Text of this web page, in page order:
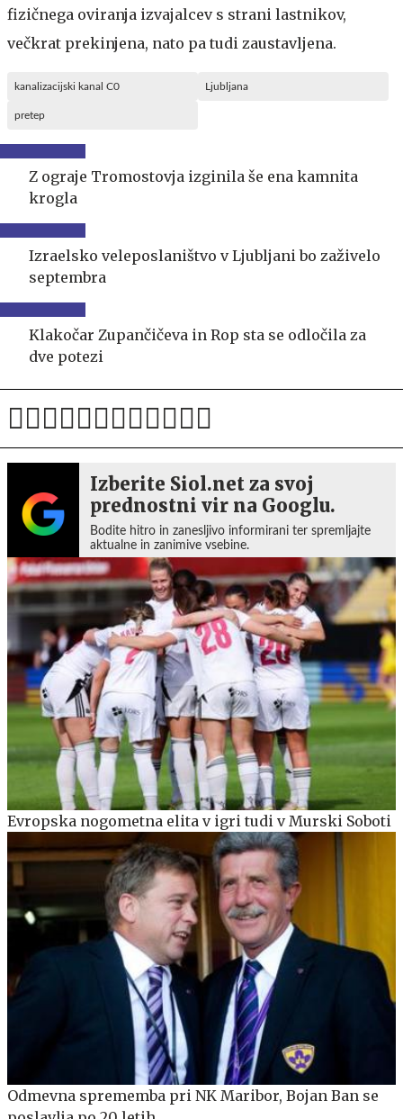
fizičnega oviranja izvajalcev s strani lastnikov,
večkrat prekinjena, nato pa tudi zaustavljena.
kanalizacijski kanal C0 Ljubljana
pretep
Z ograje Tromostovja izginila še ena kamnita
krogla
Izraelsko veleposlaništvo v Ljubljani bo zaživelo
septembra
Klakočar Zupančičeva in Rop sta se odločila za
dve potezi
Izberite Siol.net za svoj
prednostni vir na Googlu.
Bodite hitro in zanesljivo informirani ter spremljajte
aktualne in zanimive vsebine.
Evropska nogometna elita v igri tudi v Murski Soboti
Odmevna sprememba pri NK Maribor, Bojan Ban se